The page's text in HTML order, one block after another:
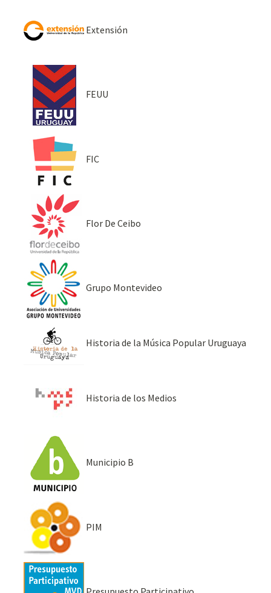
Extensión
FEUU
FIC
Flor De Ceibo
Grupo Montevideo
Historia de la Música Popular Uruguaya
Historia de los Medios
Municipio B
PIM